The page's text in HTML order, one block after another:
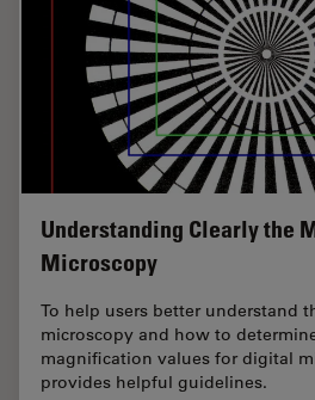
Understanding Clearly the
Microscopy
To help users better understand
microscopy and how to
magnification values for digital
provides helpful guidelines.